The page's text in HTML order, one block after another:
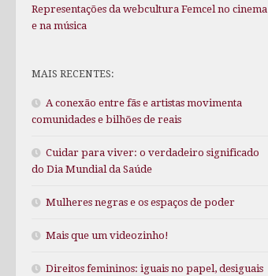
Representações da webcultura Femcel no cinema
e na música
MAIS RECENTES:
A conexão entre fãs e artistas movimenta
comunidades e bilhões de reais
Cuidar para viver: o verdadeiro significado
do Dia Mundial da Saúde
Mulheres negras e os espaços de poder
Mais que um videozinho!
Direitos femininos: iguais no papel, desiguais